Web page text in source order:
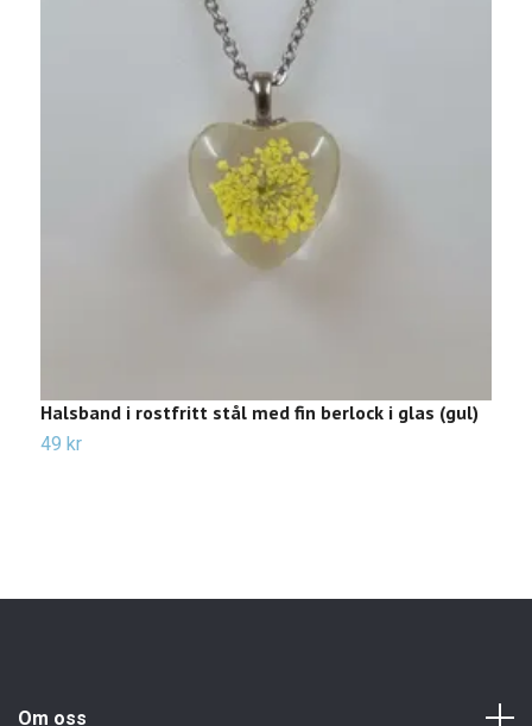
Halsband i rostfritt stål med fin berlock i glas (gul)
49 kr
Om oss